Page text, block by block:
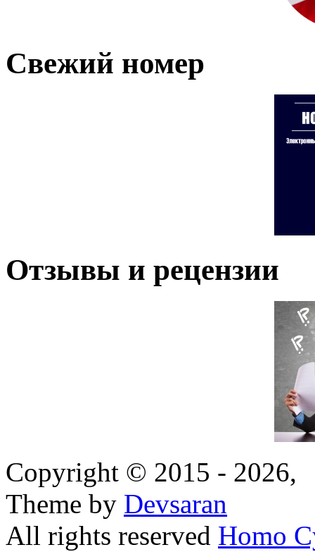
Свежий номер
Отзывы и рецензии
Copyright © 2015 - 2026,
Theme by Devsaran
All rights reserved Homo